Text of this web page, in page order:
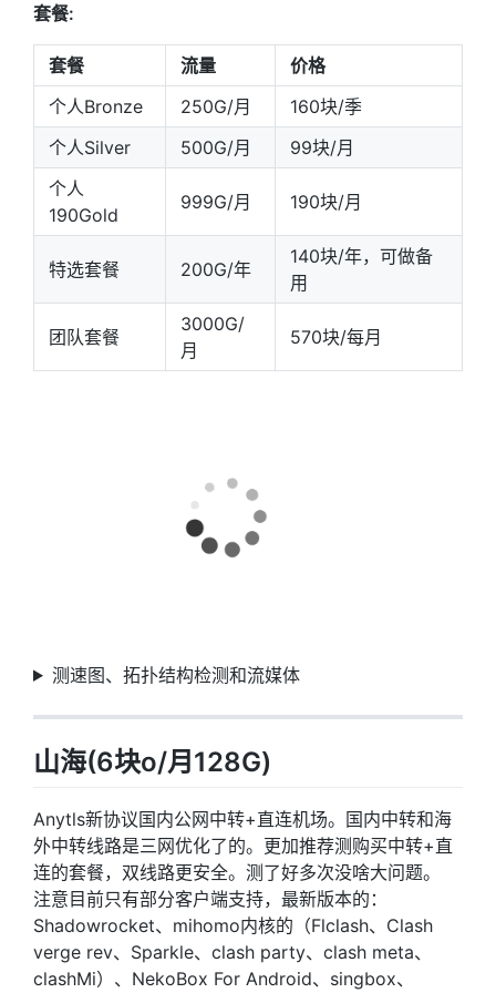
套餐:
套餐 流量
价格
个人Bronze
250G/月
160块/季
个人Silver
500G/月
99块/月
个人
190Gold
999G/月 190块/月
特选套餐 200G/年
140块/年，可做备
用
团队套餐
3000G/
月
570块/每月
测速图、拓扑结构检测和流媒体
山海(6块o/月128G)
Anytls新协议国内公网中转+直连机场。国内中转和海
外中转线路是三网优化了的。更加推荐测购买中转+直
连的套餐，双线路更安全。测了好多次没啥大问题。
注意目前只有部分客户端支持，最新版本的：
Shadowrocket、mihomo内核的（Flclash、Clash
verge rev、Sparkle、clash party、clash meta、
clashMi）、NekoBox For Android、singbox、